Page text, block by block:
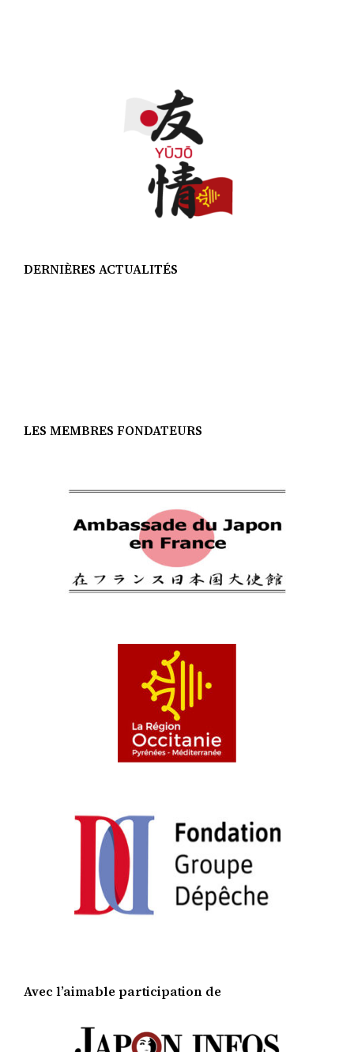
DERNIÈRES ACTUALITÉS
LES MEMBRES FONDATEURS
Avec l’aimable participation de